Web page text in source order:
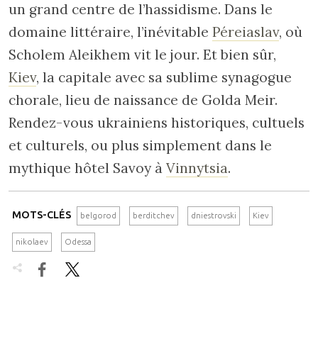
un grand centre de l’hassidisme. Dans le
domaine littéraire, l’inévitable Péreiaslav, où
Scholem Aleikhem vit le jour. Et bien sûr,
Kiev, la capitale avec sa sublime synagogue
chorale, lieu de naissance de Golda Meir.
Rendez-vous ukrainiens historiques, cultuels
et culturels, ou plus simplement dans le
mythique hôtel Savoy à Vinnytsia.
MOTS-CLÉS belgorod berditchev dniestrovski Kiev
nikolaev Odessa
 